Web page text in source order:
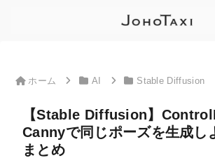
ホーム AI Stable Diffusion
【Stable Diffusion】
Cannyで同じポーズを生成し
まとめ